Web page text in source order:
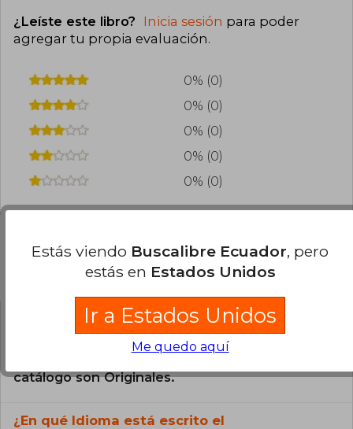
¿Leíste este libro? Inicia sesión para poder
agregar tu propia evaluación.
0% (0)
0% (0)
0% (0)
0% (0)
0% (0)
Preguntas frecuentes sobre el libro
¿El libro es original?
Todos los libros de nuestro
catálogo son Originales.
¿En qué Idioma está escrito el
Estás viendo Buscalibre Ecuador, pero
estás en Estados Unidos
Ir a Estados Unidos
Me quedo aquí